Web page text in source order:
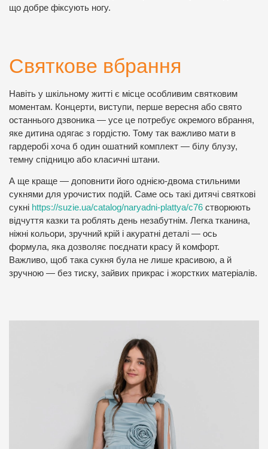
що добре фіксують ногу.
Святкове вбрання
Навіть у шкільному житті є місце особливим святковим
моментам. Концерти, виступи, перше вересня або свято
останнього дзвоника — усе це потребує окремого вбрання,
яке дитина одягає з гордістю. Тому так важливо мати в
гардеробі хоча б один ошатний комплект — білу блузу,
темну спідницю або класичні штани.
А ще краще — доповнити його однією-двома стильними
сукнями для урочистих подій. Саме ось такі дитячі святкові
сукні https://suzie.ua/catalog/naryadni-plattya/c76 створюють
відчуття казки та роблять день незабутнім. Легка тканина,
ніжні кольори, зручний крій і акуратні деталі — ось
формула, яка дозволяє поєднати красу й комфорт.
Важливо, щоб така сукня була не лише красивою, а й
зручною — без тиску, зайвих прикрас і жорстких матеріалів.